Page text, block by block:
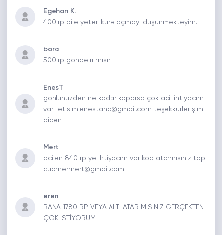
Egehan K.
400 rp bile yeter. küre açmayı düşünmekteyim.
bora
500 rp göndeırı mısın
EnesT
gönlünüzden ne kadar koparsa çok acil ihtiyacım
var iletisim.enestaha@gmail.com teşekkürler şim
diden
Mert
acilen 840 rp ye ihtiyacım var kod atarmısınız top
cuomermert@gmail.com
eren
BANA 1780 RP VEYA ALTI ATAR MISINIZ GERÇEKTEN
ÇOK İSTİYORUM